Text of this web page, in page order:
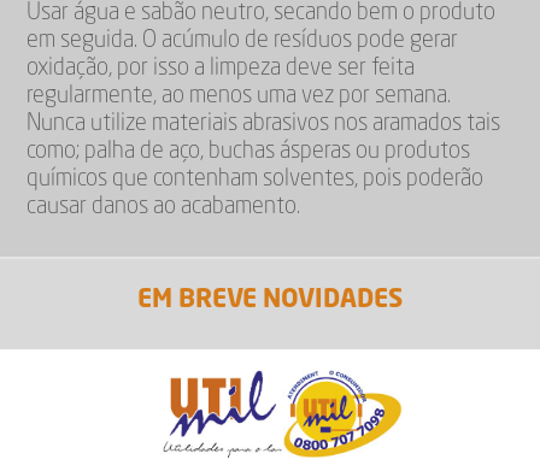
Usar água e sabão neutro, secando bem o produto
em seguida. O acúmulo de resíduos pode gerar
oxidação, por isso a limpeza deve ser feita
regularmente, ao menos uma vez por semana.
Nunca utilize materiais abrasivos nos aramados tais
como; palha de aço, buchas ásperas ou produtos
químicos que contenham solventes, pois poderão
causar danos ao acabamento.
EM BREVE NOVIDADES